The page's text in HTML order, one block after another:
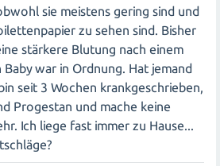
sie meistens gering sind und
zu sehen sind. Bisher
stärkere Blutung nach einem
war in Ordnung. Hat jemand
seit 3 Wochen krankgeschrieben,
Progestan und mache keine
Ich liege fast immer zu Hause...